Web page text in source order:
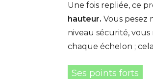
Une fois repliée, ce
hauteur. Vous pesez
niveau sécurité,
chaque échelon ;
Ses points forts